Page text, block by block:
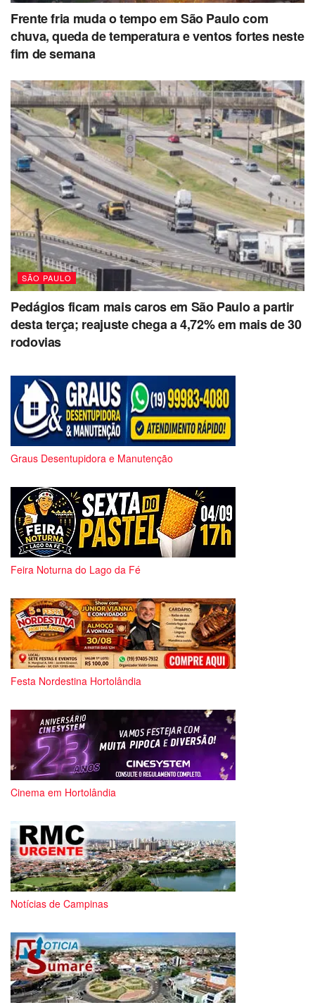
Frente fria muda o tempo em São Paulo com
chuva, queda de temperatura e ventos fortes neste
fim de semana
SÃO PAULO
Pedágios ficam mais caros em São Paulo a partir
desta terça; reajuste chega a 4,72% em mais de 30
rodovias
Graus Desentupidora e Manutenção
Feira Noturna do Lago da Fé
Festa Nordestina Hortolândia
Cinema em Hortolândia
Notícias de Campinas